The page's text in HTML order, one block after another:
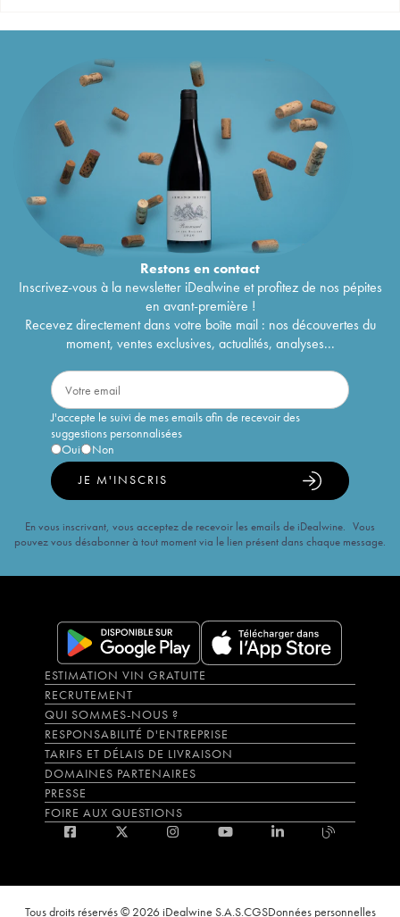
Restons encontact
Inscrivez-vous à la newsletter iDealwine et profitez de nos pépites
en avant-première !
Recevez directement dans votre boîte mail : nos découvertes du
moment, ventes exclusives, actualités, analyses...
J'accepte le suivi de mes emails afin de recevoir des
suggestions personnalisées
Oui
Non
JE M'INSCRIS
En vous inscrivant, vous acceptez de recevoir les emails de iDealwine. Vous
pouvez vous désabonner à tout moment via le lien présent dans chaque message.
ESTIMATION VIN GRATUITE
RECRUTEMENT
QUI SOMMES-NOUS ?
RESPONSABILITÉ D'ENTREPRISE
TARIFS ET DÉLAIS DE LIVRAISON
DOMAINES PARTENAIRES
PRESSE
FOIRE AUX QUESTIONS
Tous droits réservés © 2026 iDealwine S.A.S.CGSDonnées personnelles